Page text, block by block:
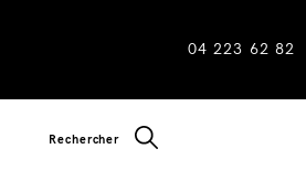
04 223 62 82
Rechercher